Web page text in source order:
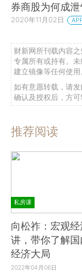
券商股为何成泄
2020年11月02日
财新网所刊载内容
专属所有或持有。
建立镜像等任何使用
如有意愿转载，请
确认及授权后，方可
推荐阅读
私房课
向松祚：宏观
讲，带你了解
经济大局
2022年04月06日